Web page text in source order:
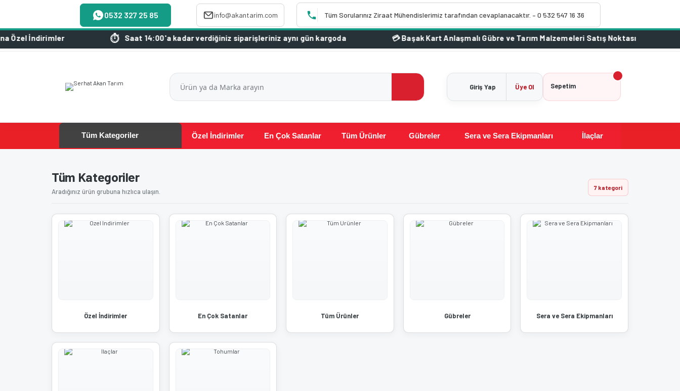
0532 327 25 85 info@akantarim.com Tüm Sorularınız Ziraat Mühendislerimiz tarafından cevaplanacaktır. – 0 532 547 16 36
İndirimler Saat 14:00'a kadar verdiğiniz siparişleriniz aynı gün kargoda
Giriş Yap Üye Ol Sepetim
Tüm Kategoriler Özel İndirimler En Çok Satanlar Tüm Ürünler Gübreler Sera ve Sera Ekipmanları İlaçlar
Tüm Kategoriler
Aradığınız ürün grubuna hızlıca ulaşın.
7 kategori
Özel İndirimler En Çok Satanlar Tüm Ürünler Gübreler Sera ve Sera Ekipmanları